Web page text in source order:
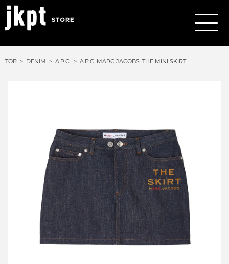
TOP DENIM A.P.C. A.P.C. MARC JACOBS. THE MINI SKIRT